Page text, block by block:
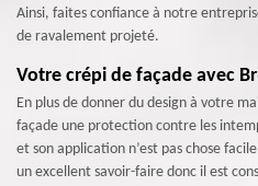
Ainsi, faites confiance à notre
de ravalement projeté.
Votre crépi de façade avec
En plus de donner du design à votre
façade une protection contre les
et son application n’est pas chose
un excellent savoir-faire donc il est